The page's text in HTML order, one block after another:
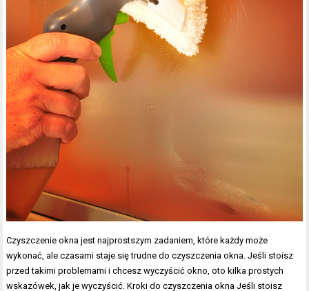
Czyszczenie okna jest najprostszym zadaniem, które każdy może
wykonać, ale czasami staje się trudne do czyszczenia okna. Jeśli stoisz
przed takimi problemami i chcesz wyczyścić okno, oto kilka prostych
wskazówek, jak je wyczyścić. Kroki do czyszczenia okna Jeśli stoisz